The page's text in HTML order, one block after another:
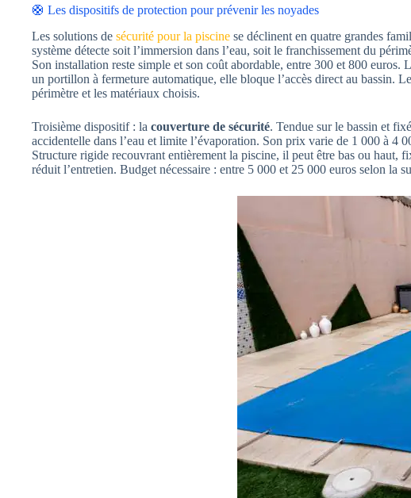
🛟 Les dispositifs de protection pour prévenir les noyades
Les solutions de sécurité pour la piscine se déclinent en quatre grandes
système détecte soit l’immersion dans l’eau, soit le franchissement du
Son installation reste simple et son coût abordable, entre 300 et 800
un portillon à fermeture automatique, elle bloque l’accès direct au bassin.
périmètre et les matériaux choisis.
Troisième dispositif : la couverture de sécurité. Tendue sur le bassin et
accidentelle dans l’eau et limite l’évaporation. Son prix varie de 1 000 à
Structure rigide recouvrant entièrement la piscine, il peut être bas ou haut,
réduit l’entretien. Budget nécessaire : entre 5 000 et 25 000 euros selon la